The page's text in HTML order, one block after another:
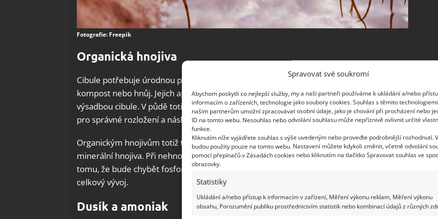
Spravovat své soukromí
Abychom poskytli co nejlepší služby, my a naši partneři používáme k ukládání a/nebo
informacím o zařízeních, technologie jako soubory cookies. Souhlas s těmito
našim partnerům umožní zpracovávat osobní údaje, jako je chování při procházení nebo
ID na tomto webu. Nesouhlas nebo odvolání souhlasu může nepříznivě ovlivnit určité
funkce.
Kliknutím níže vyjádřete souhlas s výše uvedeným nebo proveďte podrobnější rozhodnutí.
budou použity pouze na tomto webu. Nastavení můžete kdykoli změnit, včetně odvolání
pomocí přepínačů v Zásadách cookies nebo kliknutím na tlačítko Spravovat souhlas ve
obrazovky.
Statistiky
Ukládání a/nebo přístup k informacím v zařízení, Měření výkonu reklam, Měření výkonu
obsahu, Porozumění publiku prostřednictvím statistik nebo kombinací údajů z různých
Fotografie: Freepik
Organická hnojiva
Cibule potřebuje úrodnou půdu, což samozřejmě obnáší organická hnojiva jako jsou
kompost nebo hnůj. Jejich aplikace je však vhodná několik měsíců před samotnou
výsadbou cibule. V půdě totiž proběhnou jednotlivé důležité procesy, které jsou nutné
pro správné rozložení a následnou využitelnost jednotlivých živin pro rostliny.
Organickým hnojivům totiž trvá o něco déle proces rozložení, aby došlo k proměně na
minerální hnojiva. Při nehnojené půdě však hrozí riziko, že cibule budou příliš malé kvůli
tomu, že bude chybět fosfor, draslík a další stopové prvky, které jsou velmi důležité pro
celkový vývoj.
Dusík a amoniak